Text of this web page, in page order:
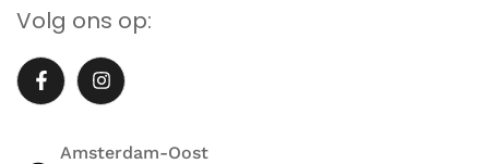
Amsterdam-Oost
Volg ons op: